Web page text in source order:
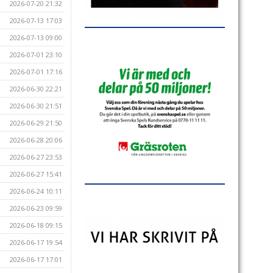
2026-07-20 21:32
2026-07-13 17:03
2026-07-13 09:00
2026-07-01 23:10
2026-07-01 17:16
2026-06-30 22:21
2026-06-30 21:51
2026-06-29 21:50
2026-06-28 20:06
2026-06-27 23:53
2026-06-27 15:41
2026-06-24 10:11
2026-06-23 09:59
2026-06-18 09:15
2026-06-17 19:54
2026-06-17 17:01